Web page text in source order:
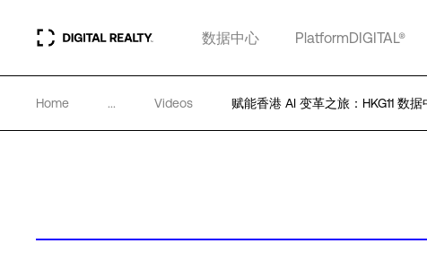
数据中心 PlatformDIGITAL®
Home ... Videos 赋能香港 AI 变革之旅：HKG11 数据